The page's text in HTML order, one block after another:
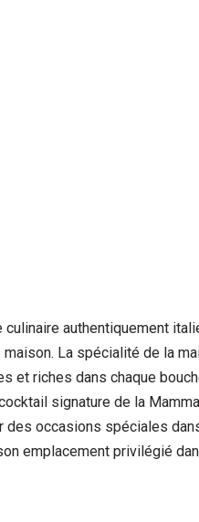
authentiquement
La spécialité de la
et riches dans chaque
signature de la
occasions spéciales
emplacement privilégié